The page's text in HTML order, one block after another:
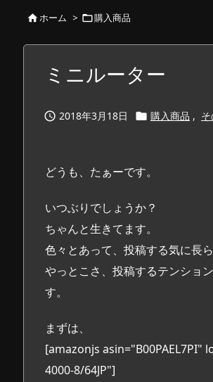
ホーム > 購入商品
ミニルーター
 2018年3月18日  購入商品 ,
どうも、たぁーです。
いつぶりでしょうか？
ちゃんと生きてます。
色々とあって、投稿する気に長
やっとこさ、投稿するテンショ
す。
まずは、
[amazonjs asin="B00PAEL7PI"
4000-8/64JP"]